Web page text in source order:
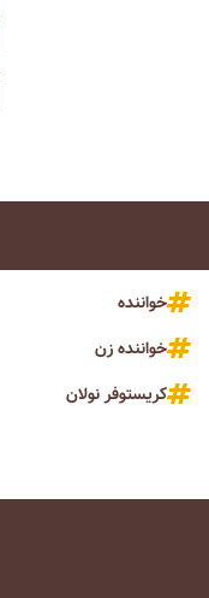
خواننده
خواننده زن
کریستوفر نولان